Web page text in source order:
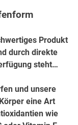
Produkt
durch direkte
steht…
und unsere
eine Art
wie